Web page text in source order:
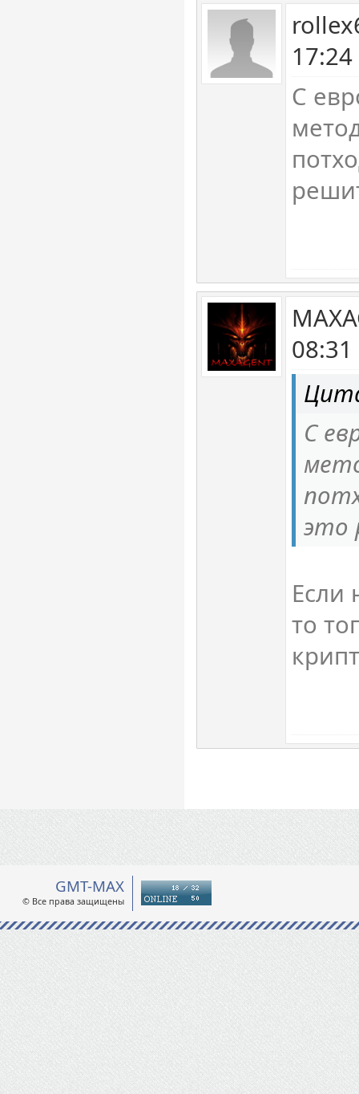
С
С
это
Если
то
GMT-MAX
© Все права защищены